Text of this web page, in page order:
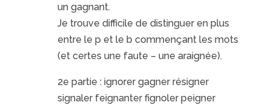
un gagnant.
Je trouve difficile de distinguer en plus
entre le p et le b commençant les mots
(et certes une faute – une araignée).
2e partie : ignorer gagner résigner
signaler feignanter fignoler peigner